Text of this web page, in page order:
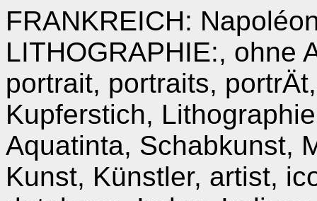
FRANKREICH:
LITHOGRAPHIE:, ohne
portrait, portraits,
Kupferstich,
Aquatinta, Schabkunst,
Kunst, Künstler, artist,